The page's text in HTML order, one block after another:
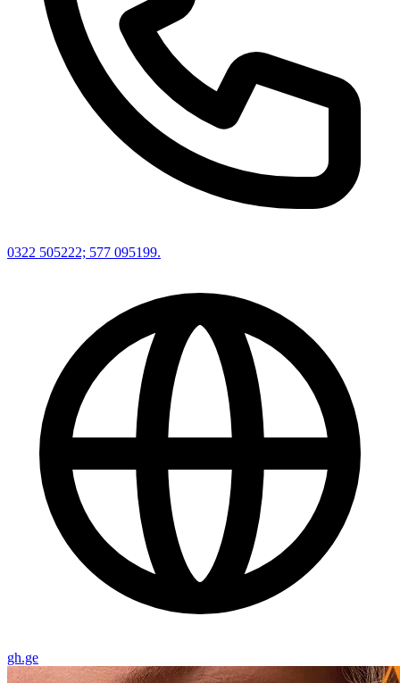
0322 505222; 577 095199.
gh.ge